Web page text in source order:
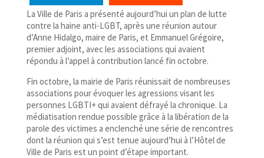
La Ville de Paris a présenté aujourd’hui un plan de lutte
contre la haine anti-​LGBT, après une réunion autour
d’Anne Hidalgo, maire de Paris, et Emmanuel Grégoire,
premier adjoint, avec les associations qui avaient
répondu à l’appel à contribution lancé fin octobre.
Fin octobre, la mairie de Paris réunissait de nombreuses
associations pour évoquer les agressions visant les
personnes LGBTI+ qui avaient défrayé la chronique. La
médiatisation rendue possible grâce à la libération de la
parole des victimes a enclenché une série de rencontres
dont la réunion qui s’est tenue aujourd’hui à l’Hôtel de
Ville de Paris est un point d’étape important.